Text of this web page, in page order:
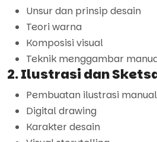
Unsur dan prinsip desain
Teori warna
Komposisi visual
Teknik menggambar
2. Ilustrasi dan
Pembuatan ilustrasi manual
Digital drawing
Karakter desain